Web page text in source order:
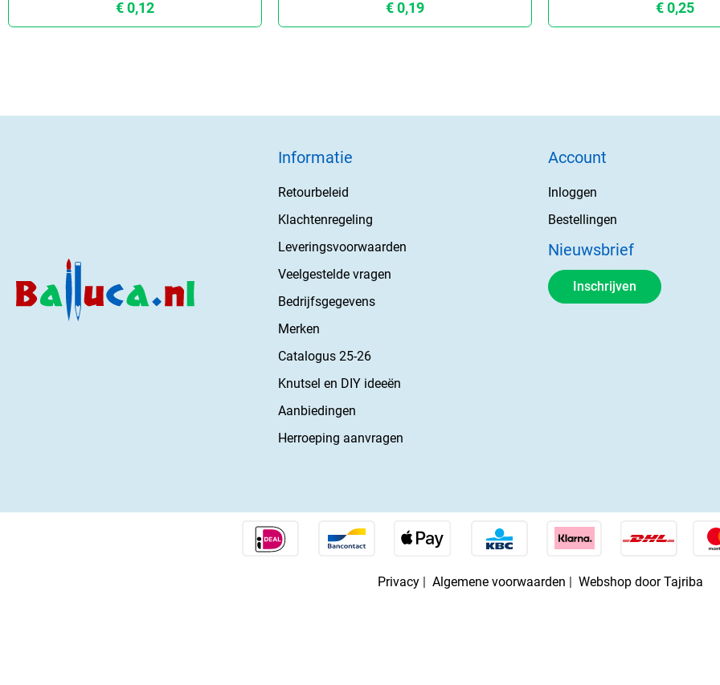
€ 0,12 € 0,19 € 0,25
Informatie
Retourbeleid
Klachtenregeling
Leveringsvoorwaarden
Veelgestelde vragen
Bedrijfsgegevens
Merken
Catalogus 25-26
Knutsel en DIY ideeën
Aanbiedingen
Herroeping aanvragen
Account
Inloggen
Bestellingen
Nieuwsbrief
Inschrijven
Privacy| Algemene voorwaarden | Webshop door Tajriba